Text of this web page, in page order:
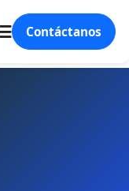
Contáctanos